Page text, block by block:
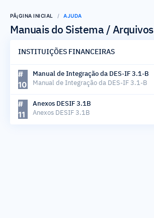
PÃ¡GINA INICIAL AJUDA
Manuais do Sistema / Arquivos
INSTITUIÇÕES FINANCEIRAS
#
10
Manual de Integração da DES-IF 3.1-B
Manual de Integração da DES-IF 3.1-B
#
11
Anexos DESIF 3.1B
Anexos DESIF 3.1B